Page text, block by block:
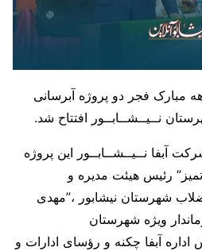
مبارک فجر دو پروژه آبرسانی
نــیــشــابــور افتتاح شد.
نــیــشــابــور این پروژه
رئیس هیئت مدیره و
شهرستان نیشابور ،”مهدی
ویژه شهرستان
اداره آبفا چکنه و رؤسای ادارات و